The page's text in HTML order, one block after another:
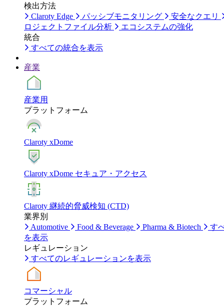
検出方法
Claroty Edge
パッシブモニタリング
安全なクエリ
ロジェクトファイル分析
エコシステムの強化
統合
すべての統合を表示
産業
産業用
プラットフォーム
Claroty xDome
Claroty xDome セキュア・アクセス
Claroty 継続的脅威検知 (CTD)
業界別
Automotive
Food & Beverage Pharma & Biotech
す
を表示
レギュレーション
すべてのレギュレーションを表示
コマーシャル
プラットフォーム